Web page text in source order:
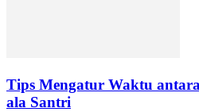
Tips Mengatur Waktu
ala Santri